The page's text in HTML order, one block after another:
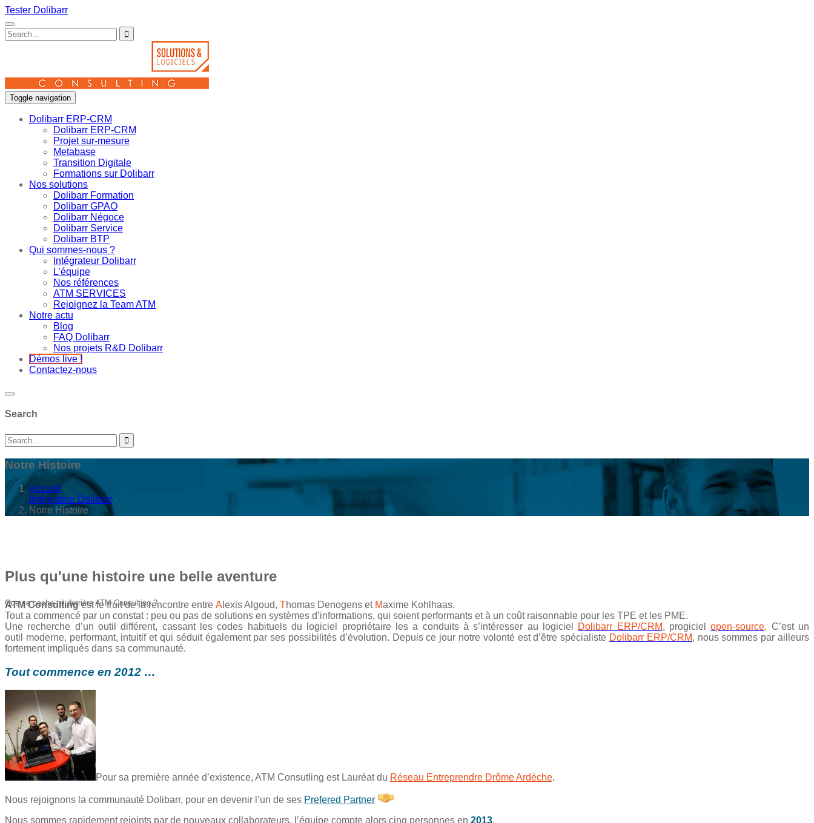
Tester Dolibarr
Toggle navigation
Dolibarr ERP-CRM
Dolibarr ERP-CRM
Projet sur-mesure
Metabase
Transition Digitale
Formations sur Dolibarr
Nos solutions
Dolibarr Formation
Dolibarr GPAO
Dolibarr Négoce
Dolibarr Service
Dolibarr BTP
Qui sommes-nous ?
Intégrateur Dolibarr
L’équipe
Nos références
ATM SERVICES
Rejoignez la Team ATM
Notre actu
Blog
FAQ Dolibarr
Nos projets R&D Dolibarr
Démos live !
Contactez-nous
Search
Notre Histoire
Accueil -
Intégrateur Dolibarr -
Notre Histoire
Plus qu'une histoire une belle aventure
Que se cache-t-il derrière ATM Consulting ?
ATM Consultingest le fruit de la rencontre entre A lexis Algoud, Thomas Denogens et Maxime Kohlhaas.
Tout a commencé par un constat : peu ou pas de solutions en systèmes d’informations, qui soient performants et à un coût raisonnable pour les TPE et les PME.
Une recherche d’un outil différent, cassant les codes habituels du logiciel propriétaire les a conduits à s’intéresser au logiciel Dolibarr ERP/CRM, progicielopen-source. C’est un
outil moderne, performant, intuitif et qui séduit également par ses possibilités d’évolution. Depuis ce jour notre volonté est d’être spécialiste Dolibarr ERP/CRM, nous sommes par ailleurs
fortement impliqués dans sa communauté.
Tout commence en 2012 …
Pour sa première année d’existence, ATM Consutling est Lauréat du Réseau Entreprendre Drôme Ardèche.
Nous rejoignons la communauté Dolibarr, pour en devenir l’un de ses Prefered Partner
Nous sommes rapidement rejoints par de nouveaux collaborateurs, l’équipe compte alors cinq personnes en 2013.